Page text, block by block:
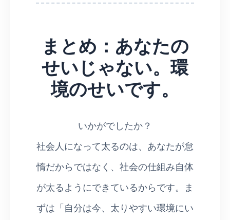
まとめ：あなたの
せいじゃない。環
境のせいです。
いかがでしたか？
社会人になって太るのは、あなたが怠
惰だからではなく、社会の仕組み自体
が太るようにできているからです。ま
ずは「自分は今、太りやすい環境にい